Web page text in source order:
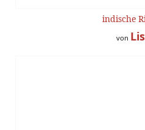
indische
von